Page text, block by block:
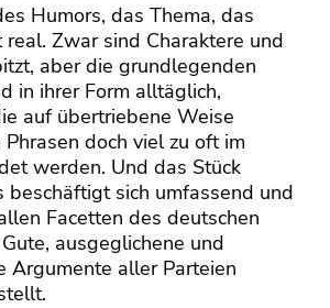
Humors, das Thema, das
Zwar sind Charaktere und
aber die grundlegenden
in ihrer Form alltäglich,
auf übertriebene Weise
doch viel zu oft im
werden. Und das Stück
beschäftigt sich umfassend und
Facetten des deutschen
ausgeglichene und
Argumente aller Parteien